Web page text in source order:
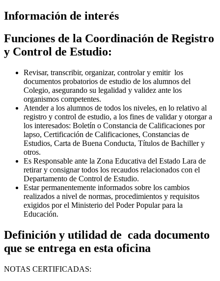
Información de interés
Funciones de la Coordinación de Registro
y Control de Estudio:
Revisar, transcribir, organizar, controlar y emitir los
documentos probatorios de estudio de los alumnos del
Colegio, asegurando su legalidad y validez ante los
organismos competentes.
Atender a los alumnos de todos los niveles, en lo relativo al
registro y control de estudio, a los fines de validar y otorgar a
los interesados: Boletín o Constancia de Calificaciones por
lapso, Certificación de Calificaciones, Constancias de
Estudios, Carta de Buena Conducta, Títulos de Bachiller y
otros.
Es Responsable ante la Zona Educativa del Estado Lara de
retirar y consignar todos los recaudos relacionados con el
Departamento de Control de Estudio.
Estar permanentemente informados sobre los cambios
realizados a nivel de normas, procedimientos y requisitos
exigidos por el Ministerio del Poder Popular para la
Educación.
Definición y utilidad de cada documento
que se entrega en esta oficina
NOTAS CERTIFICADAS: